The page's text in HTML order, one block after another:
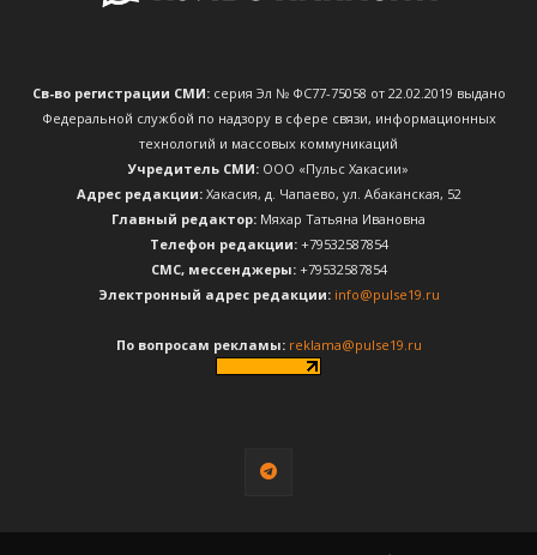
Св-во регистрации СМИ:серия Эл № ФС77-75058 от 22.02.2019 выдано
Федеральной службой по надзору в сфере связи, информационных
технологий и массовых коммуникаций
Учредитель СМИ: ООО «Пульс Хакасии»
Адрес редакции:Хакасия, д. Чапаево, ул. Абаканская, 52
Главный редактор: Мяхар Татьяна Ивановна
Телефон редакции:+79532587854
CМС, мессенджеры:+79532587854
Электронный адрес редакции: info@pulse19.ru
По вопросам рекламы: reklama@pulse19.ru